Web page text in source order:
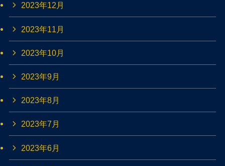
2023年12月
2023年11月
2023年10月
2023年9月
2023年8月
2023年7月
2023年6月